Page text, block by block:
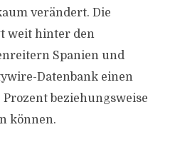
verändert. Die
weit hinter den
Spanien und
Datenbank einen
beziehungsweise
können.